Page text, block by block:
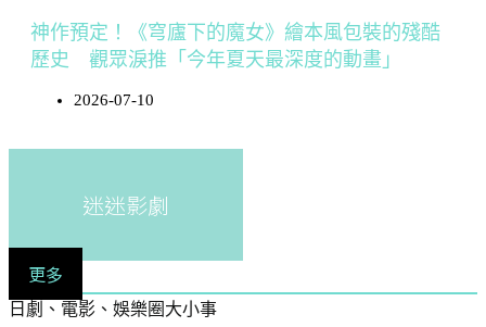
神作預定！《穹廬下的魔女》繪本風包裝的殘酷
歷史 觀眾淚推「今年夏天最深度的動畫」
2026-07-10
迷迷影劇
更多
日劇、電影、娛樂圈大小事